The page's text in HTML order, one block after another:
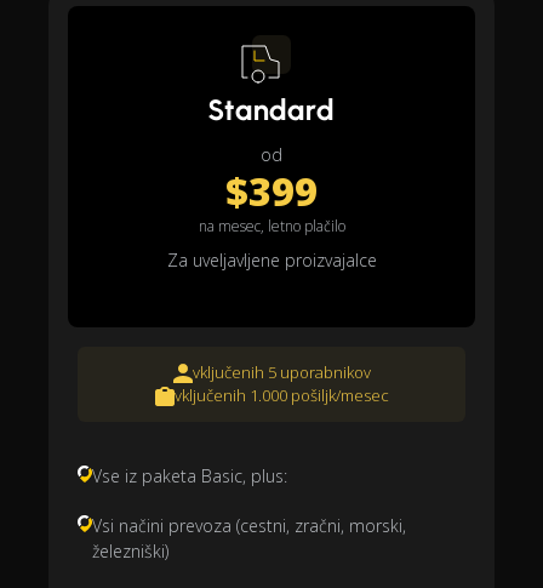
Standard
od
$399
na mesec, letno plačilo
Za uveljavljene proizvajalce
vključenih 5 uporabnikov
vključenih 1.000 pošiljk/mesec
Vse iz paketa Basic, plus:
Vsi načini prevoza (cestni, zračni, morski,
železniški)